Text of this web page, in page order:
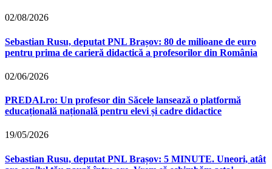
02/08/2026
Sebastian Rusu, deputat PNL Brașov: 80 de milioane de euro
pentru prima de carieră didactică a profesorilor din România
02/06/2026
PREDAI.ro: Un profesor din Săcele lansează o platformă
educațională națională pentru elevi și cadre didactice
19/05/2026
Sebastian Rusu, deputat PNL Brașov: 5 MINUTE. Uneori, atât